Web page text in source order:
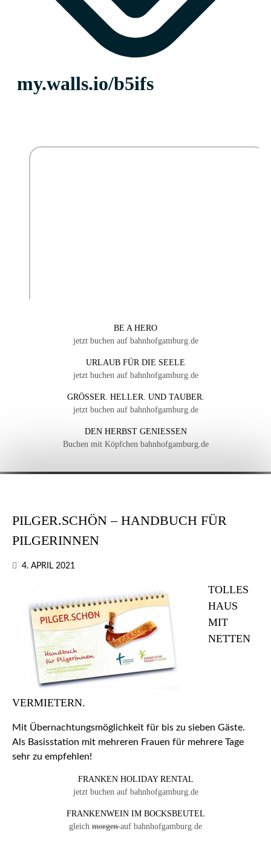
BE A HERO
jetzt buchen auf bahnhofgamburg.de
URLAUB FÜR DIE SEELE
jetzt buchen auf bahnhofgamburg.de
GRÖSSER. HELLER. UND TAUBER.
jetzt buchen auf bahnhofgamburg.de
DEN HERBST GENIESSEN
Buchen mit Köpfchen bahnhofgamburg.de
PILGER.SCHÖN – HANDBUCH FÜR
PILGERINNEN
4. APRIL 2021
TOLLES
HAUS
MIT
NETTEN
VERMIETERN.
Mit Übernachtungsmöglichkeit für bis zu sieben Gäste.
Als Basisstation mit mehreren Frauen für mehrere Tage
sehr zu empfehlen!
FRANKEN HOLIDAY RENTAL
jetzt buchen auf bahnhofgamburg.de
FRANKENWEIN IM BOCKSBEUTEL
gleich morgenauf bahnhofgamburg.de